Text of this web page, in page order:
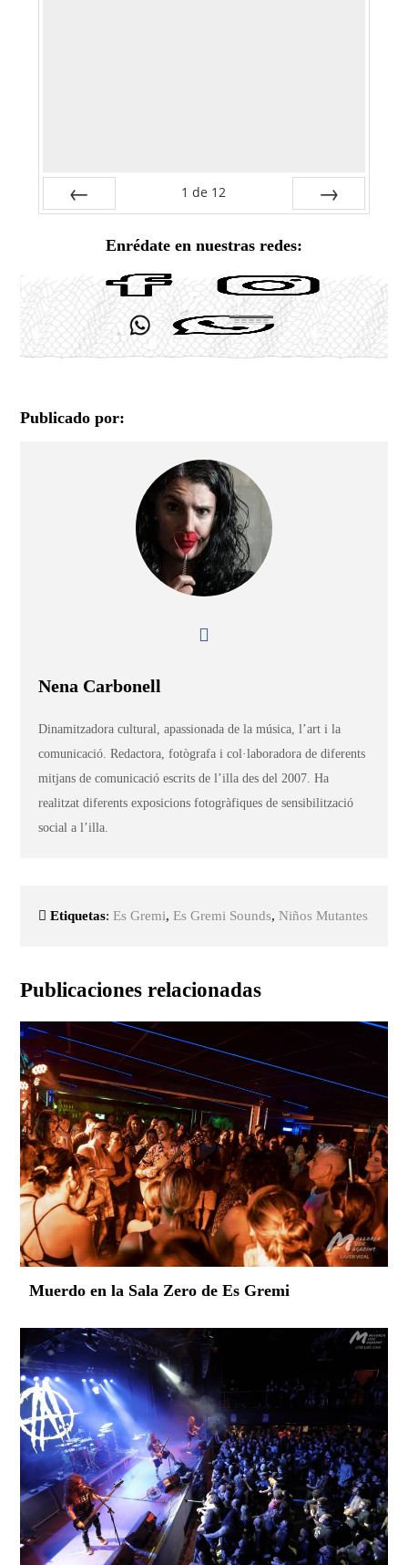
1 de 12
Enrédate en nuestras redes:
Publicado por:
Nena Carbonell
Dinamitzadora cultural, apassionada de la música, l’art i la
comunicació. Redactora, fotògrafa i col·laboradora de diferents
mitjans de comunicació escrits de l’illa des del 2007. Ha
realitzat diferents exposicions fotogràfiques de sensibilització
social a l’illa.
Etiquetas:Es Gremi,Es Gremi Sounds,Niños Mutantes
Publicaciones relacionadas
Muerdo en la Sala Zero de Es Gremi